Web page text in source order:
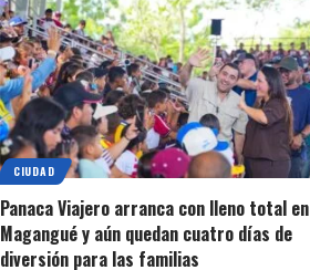
CIUDAD
Panaca Viajero arranca con lleno total en
Magangué y aún quedan cuatro días de
diversión para las familias